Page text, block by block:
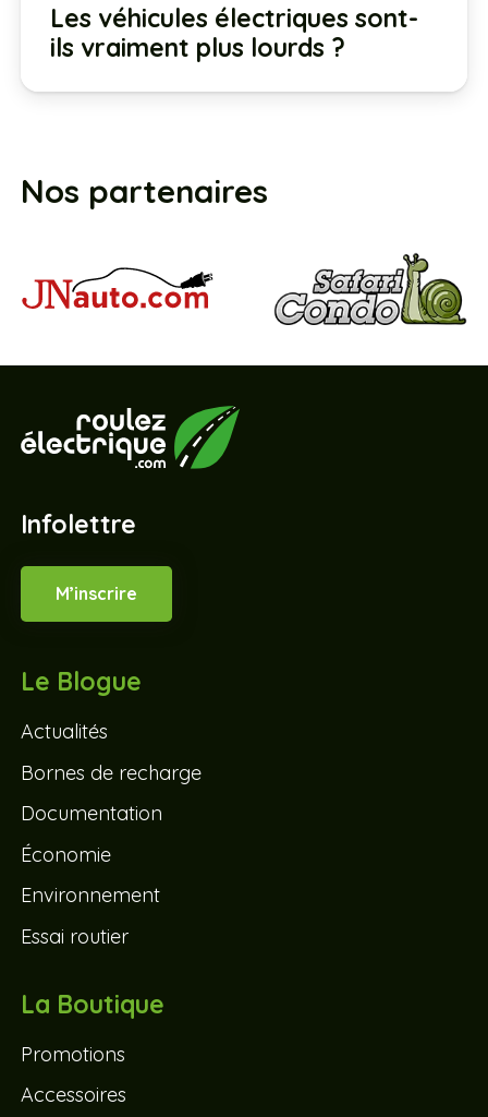
Les véhicules électriques sont-
ils vraiment plus lourds ?
Nos partenaires
Infolettre
M’inscrire
Le Blogue
Actualités
Bornes de recharge
Documentation
Économie
Environnement
Essai routier
La Boutique
Promotions
Accessoires